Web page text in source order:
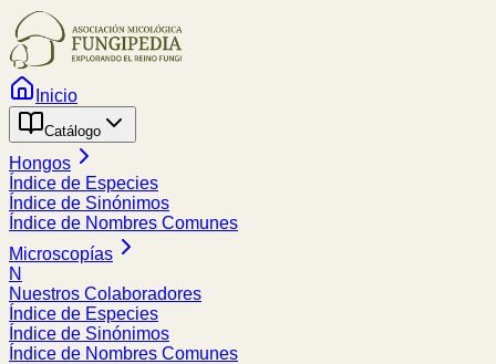
Inicio
Catálogo
Hongos
Índice de Especies
Índice de Sinónimos
Índice de Nombres Comunes
Microscopías
N
Nuestros Colaboradores
Índice de Especies
Índice de Sinónimos
Índice de Nombres Comunes